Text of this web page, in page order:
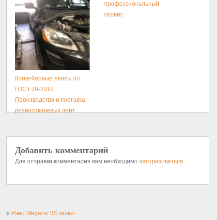
профессиональный
сервис
Конвейерные ленты по
ГОСТ 20-2018:
Производство и поставка
резинотканевых лент
Добавить комментарий
Для отправки комментария вам необходимоавторизоваться.
« Рэно Megane RS может